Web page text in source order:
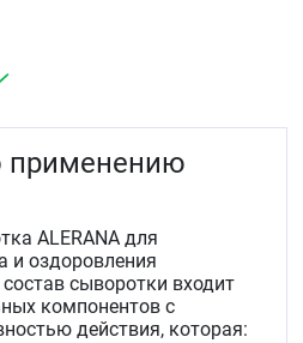
применению
ALERANA для
и оздоровления
сыворотки входит
компонентов с
действия, которая: